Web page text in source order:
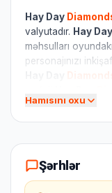
Hay Day
valyutadır. Hay Day
məhsulları
personajınızı
qeydiyyatdan keçin.
personajlar
Hay Day
DolPh Game-dır.
Hay Day
Hamısını oxu
Şərhlər